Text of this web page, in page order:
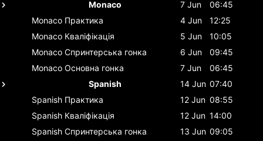
Monaco
7 Jun
06:45
Monaco Практика 4 Jun
12:25
Monaco Кваліфікація 5 Jun
10:05
Monaco Спринтерська гонка 6 Jun
09:45
Monaco Основна гонка 7 Jun
06:45
Spanish
14 Jun 07:40
Spanish Практика 12 Jun 08:55
Spanish Кваліфікація 12 Jun 14:00
Spanish Спринтерська гонка 13 Jun 09:05